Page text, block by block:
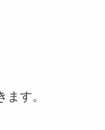
す。